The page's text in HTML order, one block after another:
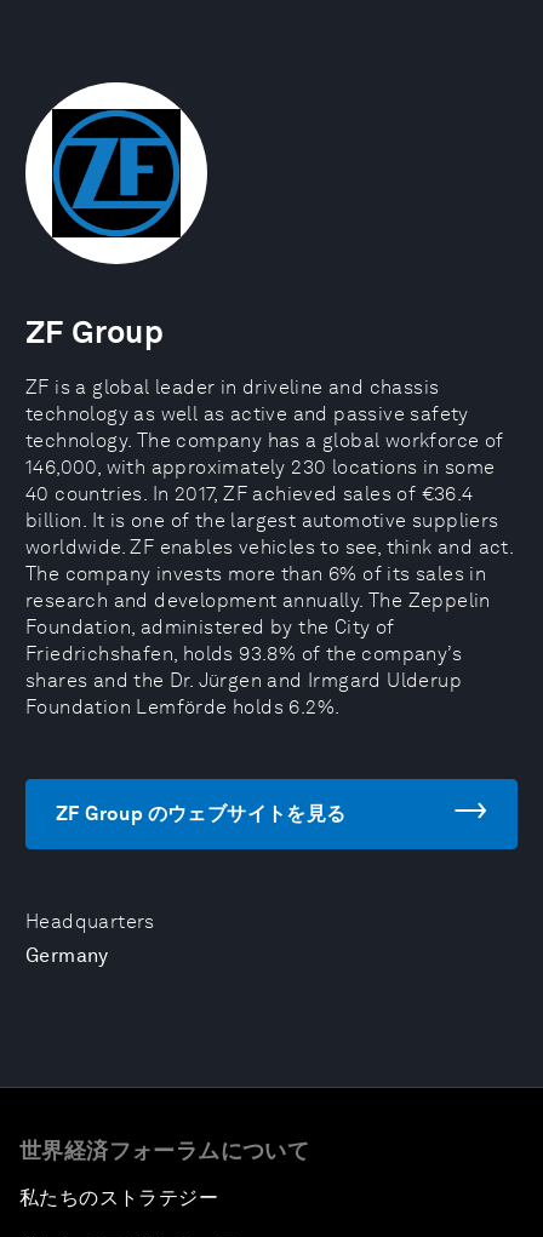
Headquarters
Germany
ZF Group
ZF is a global leader in driveline and chassis
technology as well as active and passive safety
technology. The company has a global workforce of
146,000, with approximately 230 locations in some
40 countries. In 2017, ZF achieved sales of €36.4
billion. It is one of the largest automotive suppliers
worldwide. ZF enables vehicles to see, think and act.
The company invests more than 6% of its sales in
research and development annually. The Zeppelin
Foundation, administered by the City of
Friedrichshafen, holds 93.8% of the company’s
shares and the Dr. Jürgen and Irmgard Ulderup
Foundation Lemförde holds 6.2%.
ZF Group のウェブサイトを見る
世界経済フォーラムについて
私たちのストラテジー